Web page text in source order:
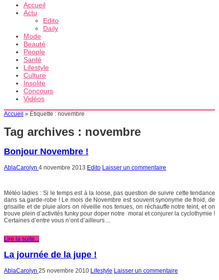
Accueil
Actu
Edito
Daily
Mode
Beauté
People
Santé
Lifestyle
Culture
Insolite
Concours
Vidéos
Accueil » Étiquette : novembre
Tag archives : novembre
Bonjour Novembre !
AblaCarolyn 4 novembre 2013 Edito Laisser un commentaire
Météo ladies : Si le temps est à la loose, pas question de suivre cette tendance
dans sa garde-robe ! Le mois de Novembre est souvent synonyme de froid, de
grisaille et de pluie alors on réveille nos tenues, on réchauffe notre teint, et on
trouve plein d’activités funky pour doper notre moral et conjurer la cyclothymie !
Certaines d’entre vous n’ont d’ailleurs ...
Lire la suite...
La journée de la jupe !
AblaCarolyn 25 novembre 2010 Lifestyle Laisser un commentaire